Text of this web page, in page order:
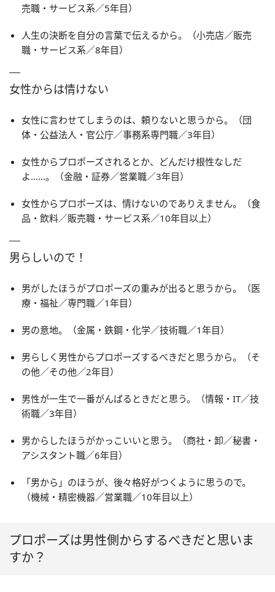
売職・サービス系／5年目）
人生の決断を自分の言葉で伝えるから。（小売店／販売
職・サービス系／8年目）
女性からは情けない
女性に言わせてしまうのは、頼りないと思うから。（団
体・公益法人・官公庁／事務系専門職／3年目）
女性からプロポーズされるとか、どんだけ根性なしだ
よ……。（金融・証券／営業職／3年目）
女性からプロポーズは、情けないのでありえません。（食
品・飲料／販売職・サービス系／10年目以上）
男らしいので！
男がしたほうがプロポーズの重みが出ると思うから。（医
療・福祉／専門職／1年目）
男の意地。（金属・鉄鋼・化学／技術職／1年目）
男らしく男性からプロポーズするべきだと思うから。（そ
の他／その他／2年目）
男性が一生で一番がんばるときだと思う。（情報・IT／技
術職／3年目）
男からしたほうがかっこいいと思う。（商社・卸／秘書・
アシスタント職／6年目）
「男から」のほうが、後々格好がつくように思うので。
（機械・精密機器／営業職／10年目以上）
プロポーズは男性側からするべきだと思いま
すか？